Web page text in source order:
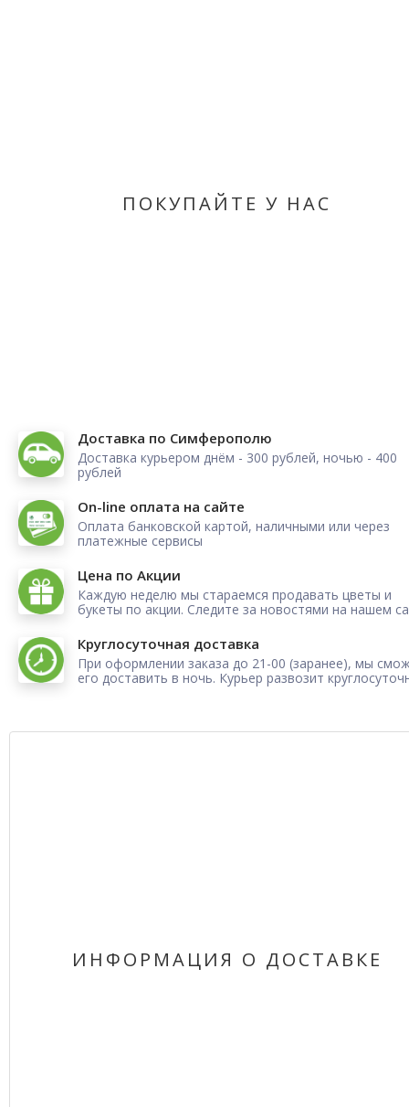
ПОКУПАЙТЕ У НАС
Доставка по Симферополю
Доставка курьером днём - 300 рублей, ночью - 400
рублей
On-line оплата на сайте
Оплата банковской картой, наличными или через
платежные сервисы
Цена по Акции
Каждую неделю мы стараемся продавать цветы и
букеты по акции. Следите за новостями на нашем
Круглосуточная доставка
При оформлении заказа до 21-00 (заранее), мы
его доставить в ночь. Курьер развозит
ИНФОРМАЦИЯ О ДОСТАВКЕ